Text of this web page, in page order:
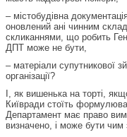
– містобудівна
оновлений ані чинним
скликаннями, що робить
ДПТ може не бути,
– матеріали супутникової
організації?
І, як вишенька на торті,
Київради стоїть
Департамент має право
визначено, і може бути